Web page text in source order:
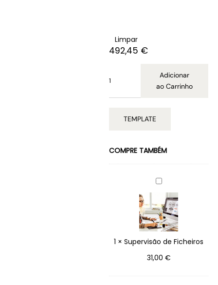
Limpar
492,45 €
Adicionar
ao Carrinho
TEMPLATE
COMPRE TAMBÉM
S
E
R
V
S
Ã
1 × Supervisão de Ficheiros
31,00 €